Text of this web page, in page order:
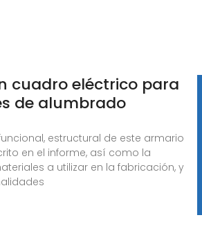
cuadro eléctrico para
de alumbrado
estructural de este armario
en el informe, así como la
a utilizar en la fabricación, y